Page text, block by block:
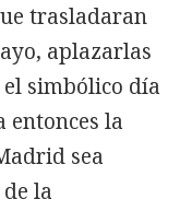
trasladaran
aplazarlas
simbólico día
entonces la
sea
la